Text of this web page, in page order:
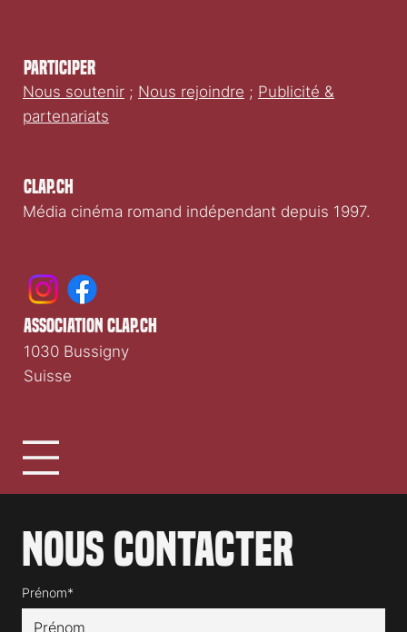
Clap.ch
Média cinéma romand indépendant depuis 1997.
Participer
Nous soutenir ; Nous rejoindre ; Publicité &
partenariats
Nous contacter
Prénom*
association clap.ch
1030 Bussigny
Suisse